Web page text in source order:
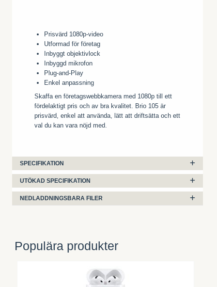
Prisvärd 1080p-video
Utformad för företag
Inbyggt objektivlock
Inbyggd mikrofon
Plug-and-Play
Enkel anpassning
Skaffa en företagswebbkamera med 1080p till ett
fördelaktigt pris och av bra kvalitet. Brio 105 är
prisvärd, enkel att använda, lätt att driftsätta och ett
val du kan vara nöjd med.
SPECIFIKATION
UTÖKAD SPECIFIKATION
NEDLADDNINGSBARA FILER
Populära produkter